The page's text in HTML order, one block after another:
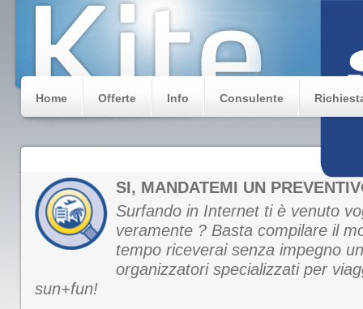
Home Offerte Info Consulente
SI, MANDATEMI UN
Surfando in Internet ti è venuto
veramente ? Basta compilare il
tempo riceverai senza impegno
organizzatori specializzati per
sun+fun!